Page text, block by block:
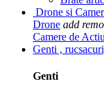
Drone si
Drone add
Camere de
Genti ,
Genti